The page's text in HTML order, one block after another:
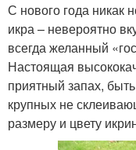
С нового года никак
икра – невероятно
всегда желанный
Настоящая
приятный запах, быть
крупных не
размеру и цвету